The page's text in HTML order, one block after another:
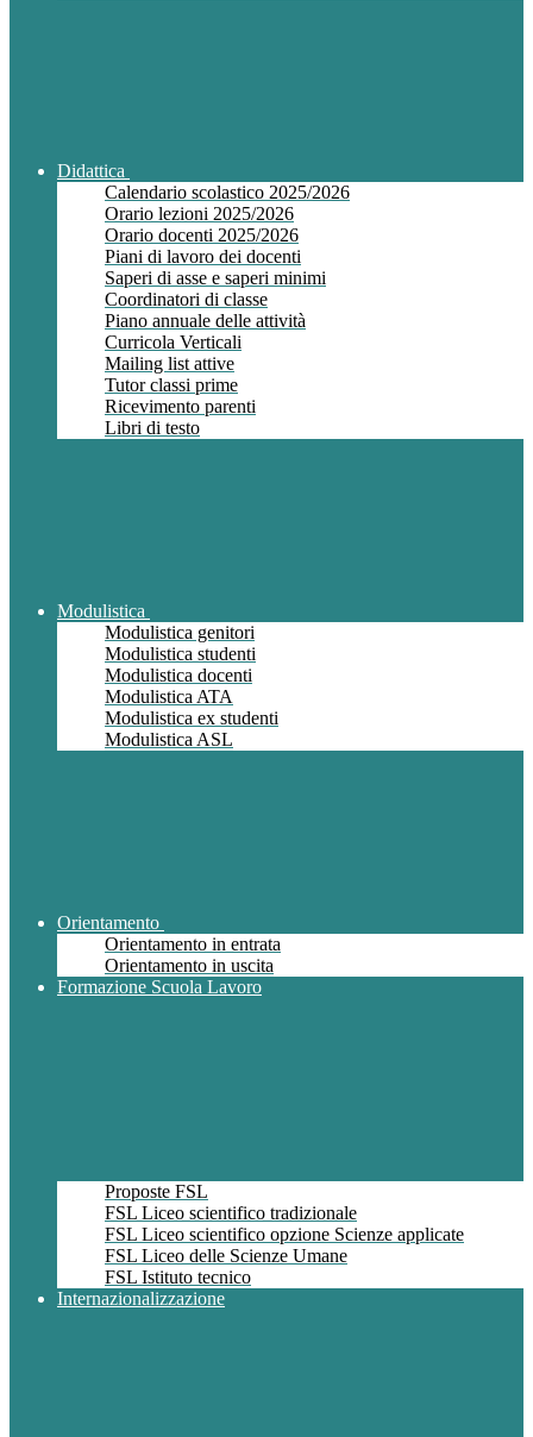
Didattica
Calendario scolastico 2025/2026
Orario lezioni 2025/2026
Orario docenti 2025/2026
Piani di lavoro dei docenti
Saperi di asse e saperi minimi
Coordinatori di classe
Piano annuale delle attività
Curricola Verticali
Mailing list attive
Tutor classi prime
Ricevimento parenti
Libri di testo
Modulistica
Modulistica genitori
Modulistica studenti
Modulistica docenti
Modulistica ATA
Modulistica ex studenti
Modulistica ASL
Orientamento
Orientamento in entrata
Orientamento in uscita
Formazione Scuola Lavoro
Proposte FSL
FSL Liceo scientifico tradizionale
FSL Liceo scientifico opzione Scienze applicate
FSL Liceo delle Scienze Umane
FSL Istituto tecnico
Internazionalizzazione